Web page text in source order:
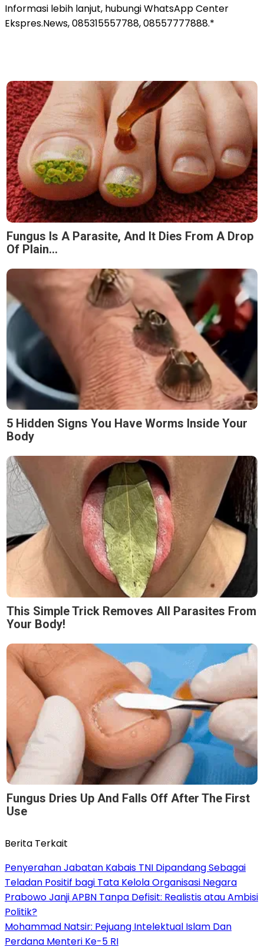
Informasi lebih lanjut, hubungi WhatsApp Center
Ekspres.News, 085315557788, 08557777888.*
Fungus Is A Parasite, And It Dies From A Drop
Of Plain...
5 Hidden Signs You Have Worms Inside Your
Body
This Simple Trick Removes All Parasites From
Your Body!
Fungus Dries Up And Falls Off After The First
Use
Berita Terkait
Penyerahan Jabatan Kabais TNI Dipandang Sebagai
Teladan Positif bagi Tata Kelola Organisasi Negara
Prabowo Janji APBN Tanpa Defisit: Realistis atau Ambisi
Politik?
Mohammad Natsir: Pejuang Intelektual Islam Dan
Perdana Menteri Ke-5 RI